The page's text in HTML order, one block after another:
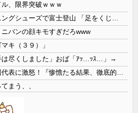
ル、限界突破ｗｗｗ
ニバンの顔キモすぎだろwww
キ（３９）」
は尽くしました」おば「ｱｯ…ｯｽ…」→
まう、、